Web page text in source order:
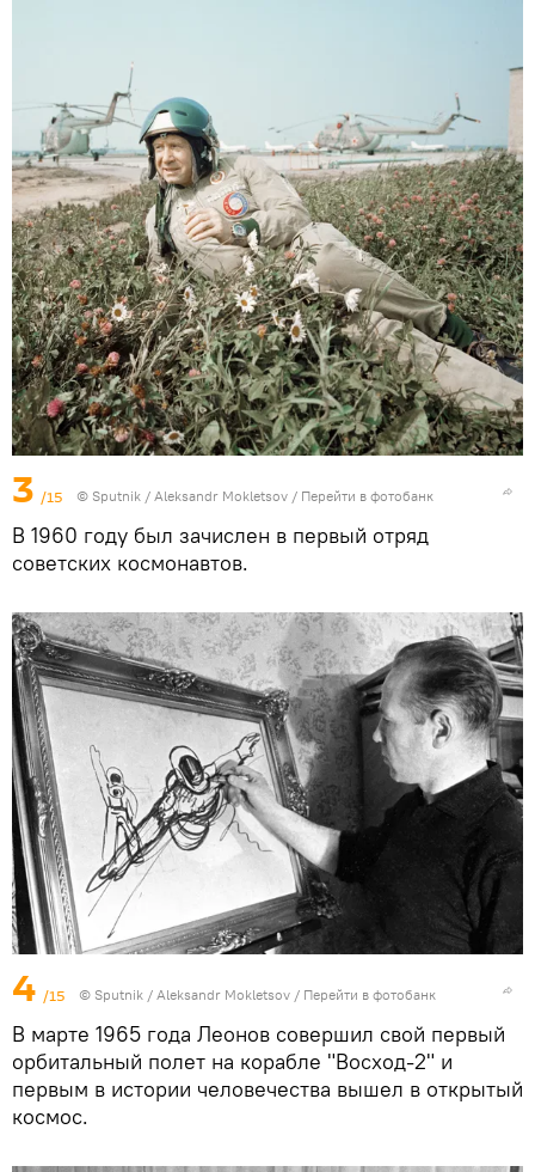
3 /15 © Sputnik / Aleksandr Mokletsov / Перейти в фотобанк
В 1960 году был зачислен в первый отряд
советских космонавтов.
4 /15 © Sputnik / Aleksandr Mokletsov / Перейти в фотобанк
В марте 1965 года Леонов совершил свой первый
орбитальный полет на корабле "Восход-2" и
первым в истории человечества вышел в открытый
космос.